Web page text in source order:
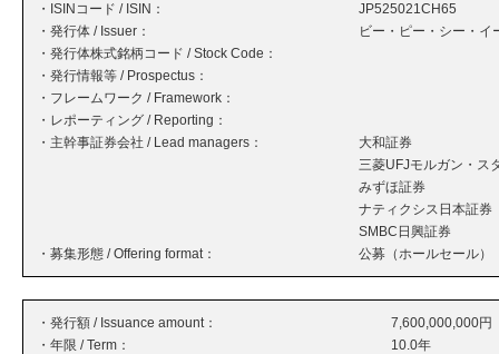
・ISINコード / ISIN：
JP525021CH65
・発行体 / Issuer：
ビー・ピー・シー・イ
・発行体株式銘柄コード / Stock Code：
・発行情報等 / Prospectus：
・フレームワーク / Framework：
・レポーティング / Reporting：
・主幹事証券会社 / Lead managers：
大和証券
三菱UFJモルガン・ス
みずほ証券
ナティクシス日本証券
SMBC日興証券
・募集形態 / Offering format：
公募（ホールセール）
・発行額 / Issuance amount：
7,600,000,000円
・年限 / Term：
10.0年